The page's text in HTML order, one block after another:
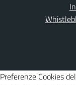
Preferenze Cookies